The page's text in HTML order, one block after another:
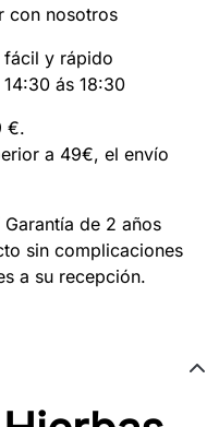
con nosotros
y rápido
ás 18:30
€.
a 49€, el envío
de 2 años
sin complicaciones
a su recepción.